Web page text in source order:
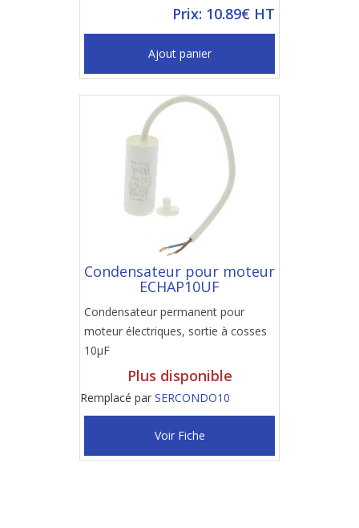
Prix: 10.89€ HT
Ajout panier
Condensateur pour moteur
ECHAP10UF
Condensateur permanent pour
moteur électriques, sortie à cosses
10µF
Plus disponible
Remplacé par SERCONDO10
Voir Fiche